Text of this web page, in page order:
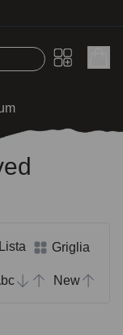
Lista Griglia
New